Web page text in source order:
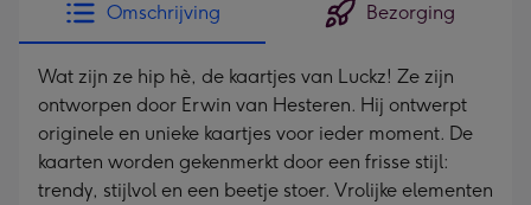
Omschrijving Bezorging
Wat zijn ze hip hè, de kaartjes van Luckz! Ze zijn
ontworpen door Erwin van Hesteren. Hij ontwerpt
originele en unieke kaartjes voor ieder moment. De
kaarten worden gekenmerkt door een frisse stijl:
trendy, stijlvol en een beetje stoer. Vrolijke elementen